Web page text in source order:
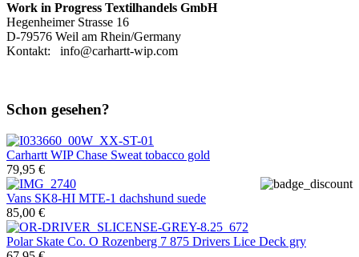
Work in Progress Textilhandels GmbH
Hegenheimer Strasse 16
D-79576 Weil am Rhein/Germany
Kontakt: info@carhartt-wip.com
Schon gesehen?
Carhartt WIPChase Sweat tobacco gold
79,95 €
Vans SK8-HI MTE-1 dachshund suede
85,00 €
Polar Skate Co. O Rozenberg 7 875 Drivers Lice Deck gry